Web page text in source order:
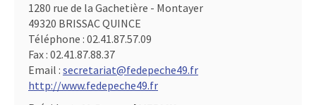
1280 rue de la Gachetière - Montayer
49320 BRISSAC QUINCE
Téléphone : 02.41.87.57.09
Fax : 02.41.87.88.37
Email : secretariat@fedepeche49.fr
http://www.fedepeche49.fr